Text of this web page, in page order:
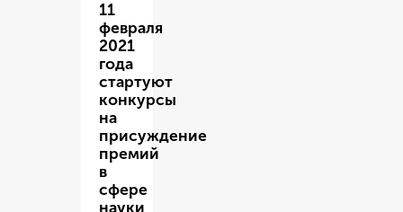
11
февраля
2021
года
стартуют
конкурсы
на
присуждение
премий
в
сфере
науки